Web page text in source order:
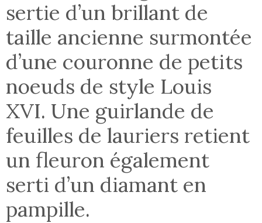
sertie d’un brillant de
taille ancienne surmontée
d’une couronne de petits
noeuds de style Louis
XVI. Une guirlande de
feuilles de lauriers retient
un fleuron également
serti d’un diamant en
pampille.